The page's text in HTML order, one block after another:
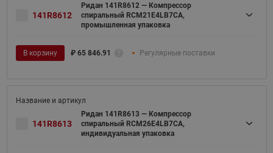
141R8612
Ридан 141R8612 — Компрессор
спиральный RCM21E4LB7CA,
промышленная упаковка
В корзину ₽ 65 846.91 Регулярные поставки
141R8613
Ридан 141R8613 — Компрессор
спиральный RCM26E4LB7CA,
индивидуальная упаковка